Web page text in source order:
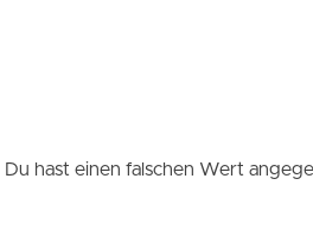
Du hast einen falschen Wert